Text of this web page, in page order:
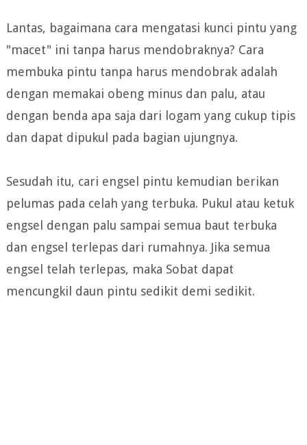
Lantas, bagaimana cara mengatasi kunci pintu yang
"macet" ini tanpa harus mendobraknya? Cara
membuka pintu tanpa harus mendobrak adalah
dengan memakai obeng minus dan palu, atau
dengan benda apa saja dari logam yang cukup tipis
dan dapat dipukul pada bagian ujungnya.
Sesudah itu, cari engsel pintu kemudian berikan
pelumas pada celah yang terbuka. Pukul atau ketuk
engsel dengan palu sampai semua baut terbuka
dan engsel terlepas dari rumahnya. Jika semua
engsel telah terlepas, maka Sobat dapat
mencungkil daun pintu sedikit demi sedikit.